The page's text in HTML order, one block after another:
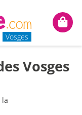
Vosges
Mon
Vosges
la